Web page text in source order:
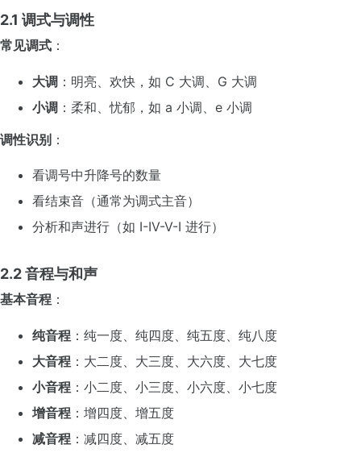
2.1 调式与调性
常见调式 ：
大调 ：明亮、欢快，如 C 大调、G 大调
小调 ：柔和、忧郁，如 a 小调、e 小调
调性识别 ：
看调号中升降号的数量
看结束音（通常为调式主音）
分析和声进行（如 I-IV-V-I 进行）
2.2 音程与和声
基本音程 ：
纯音程 ：纯一度、纯四度、纯五度、纯八度
大音程 ：大二度、大三度、大六度、大七度
小音程 ：小二度、小三度、小六度、小七度
增音程 ：增四度、增五度
减音程 ：减四度、减五度